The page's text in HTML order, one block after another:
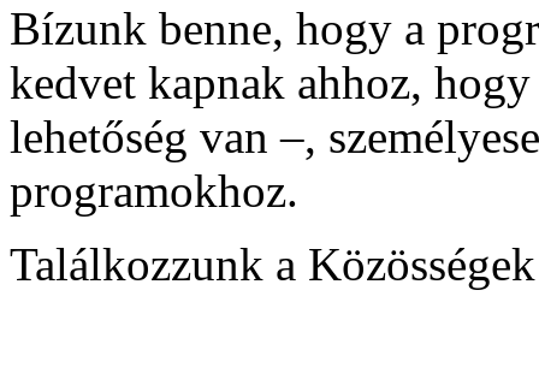
Bízunk benne, hogy a
kedvet kapnak ahhoz,
lehetőség van –,
programokhoz.
Találkozzunk a